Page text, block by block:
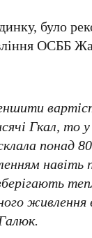
було
ОСББ
Гкал, то
понад
навіть
живлення
.